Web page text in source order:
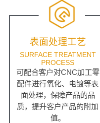
表面处理工艺
SURFACE TREATMENT
PROCESS
可配合客户对CNC加工零
配件进行氧化、电镀等表
面处理，保障产品的品
质，提升客户产品的附加
值。